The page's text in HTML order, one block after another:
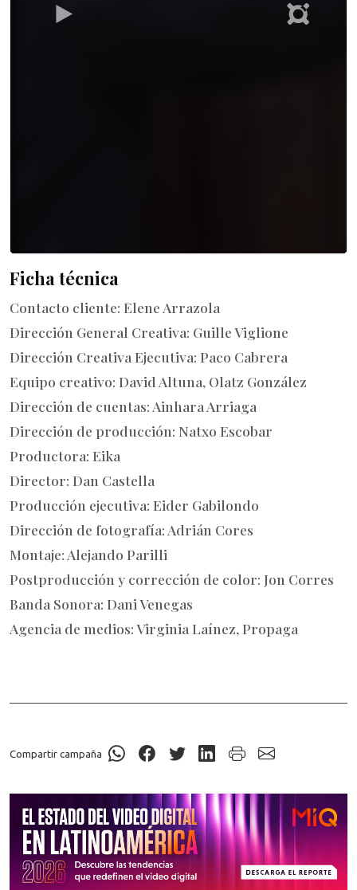
Ficha técnica
Contacto cliente: Elene Arrazola
Dirección General Creativa: Guille Viglione
Dirección Creativa Ejecutiva: Paco Cabrera
Equipo creativo: David Altuna, Olatz González
Dirección de cuentas: Ainhara Arriaga
Dirección de producción: Natxo Escobar
Productora: Eika
Director: Dan Castella
Producción ejecutiva: Eider Gabilondo
Dirección de fotografía: Adrián Cores
Montaje: Alejando Parilli
Postproducción y corrección de color: Jon Corres
Banda Sonora: Dani Venegas
Agencia de medios: Virginia Laínez, Propaga
Compartir campaña